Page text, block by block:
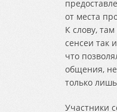
от места
К слову,
сенсеи так
что
общения,
только
Участники